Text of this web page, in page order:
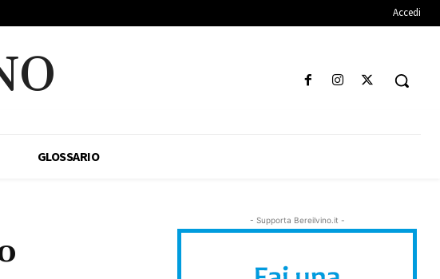
Accedi
GLOSSARIO
- Supporta Bereilvino.it -